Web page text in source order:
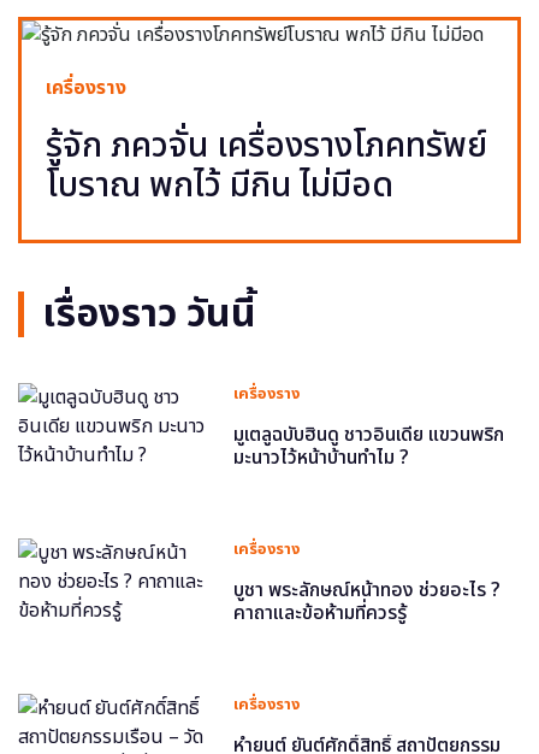
เครื่องราง
รู้จัก ภควจั่น เครื่องรางโภคทรัพย์
โบราณ พกไว้ มีกิน ไม่มีอด
เรื่องราว วันนี้
เครื่องราง
มูเตลูฉบับฮินดู ชาวอินเดีย แขวนพริก
มะนาวไว้หน้าบ้านทำไม ?
เครื่องราง
บูชา พระลักษณ์หน้าทอง ช่วยอะไร ?
คาถาและข้อห้ามที่ควรรู้
เครื่องราง
หำยนต์ ยันต์ศักดิ์สิทธิ์ สถาปัตยกรรม